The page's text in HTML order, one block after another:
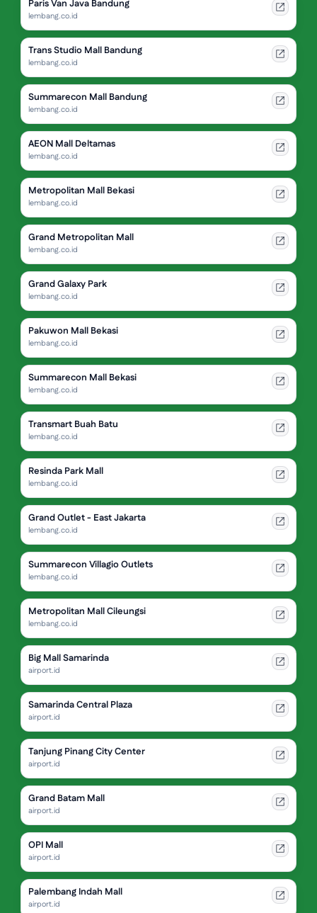
Paris Van Java Bandung
lembang.co.id
Trans Studio Mall Bandung
lembang.co.id
Summarecon Mall Bandung
lembang.co.id
AEON Mall Deltamas
lembang.co.id
Metropolitan Mall Bekasi
lembang.co.id
Grand Metropolitan Mall
lembang.co.id
Grand Galaxy Park
lembang.co.id
Pakuwon Mall Bekasi
lembang.co.id
Summarecon Mall Bekasi
lembang.co.id
Transmart Buah Batu
lembang.co.id
Resinda Park Mall
lembang.co.id
Grand Outlet - East Jakarta
lembang.co.id
Summarecon Villagio Outlets
lembang.co.id
Metropolitan Mall Cileungsi
lembang.co.id
Big Mall Samarinda
airport.id
Samarinda Central Plaza
airport.id
Tanjung Pinang City Center
airport.id
Grand Batam Mall
airport.id
OPI Mall
airport.id
Palembang Indah Mall
airport.id